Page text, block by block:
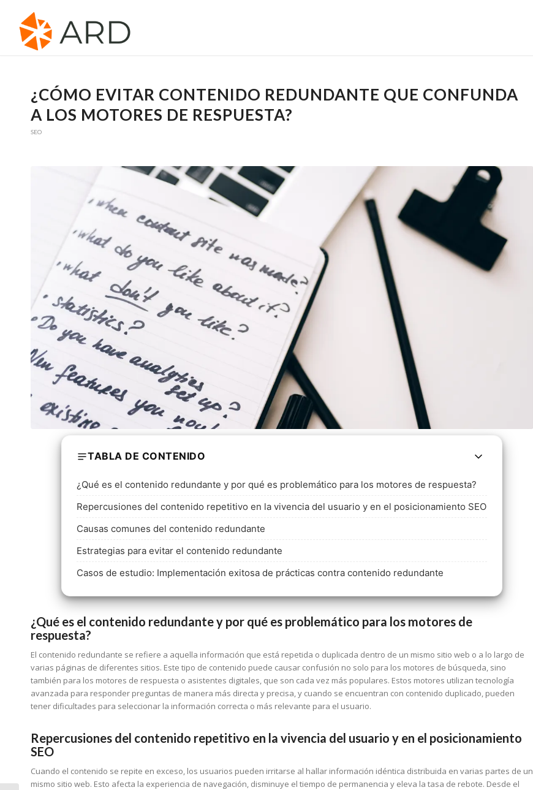
¿CÓMO EVITAR CONTENIDO REDUNDANTE QUE CONFUNDA
A LOS MOTORES DE RESPUESTA?
SEO
TABLA DE CONTENIDO
¿Qué es el contenido redundante y por qué es problemático para los motores de respuesta?
Repercusiones del contenido repetitivo en la vivencia del usuario y en el posicionamiento SEO
Causas comunes del contenido redundante
Estrategias para evitar el contenido redundante
Casos de estudio: Implementación exitosa de prácticas contra contenido redundante
¿Qué es el contenido redundante y por qué es problemático para los motores de
respuesta?
El contenido redundante se refiere a aquella información que está repetida o duplicada dentro de un mismo sitio web o a lo largo de
varias páginas de diferentes sitios. Este tipo de contenido puede causar confusión no solo para los motores de búsqueda, sino
también para los motores de respuesta o asistentes digitales, que son cada vez más populares. Estos motores utilizan tecnología
avanzada para responder preguntas de manera más directa y precisa, y cuando se encuentran con contenido duplicado, pueden
tener dificultades para seleccionar la información correcta o más relevante para el usuario.
Repercusiones del contenido repetitivo en la vivencia del usuario y en el posicionamiento
SEO
Cuando el contenido se repite en exceso, los usuarios pueden irritarse al hallar información idéntica distribuida en varias partes de un
mismo sitio web. Esto afecta la experiencia de navegación, disminuye el tiempo de permanencia y eleva la tasa de rebote. Desde el